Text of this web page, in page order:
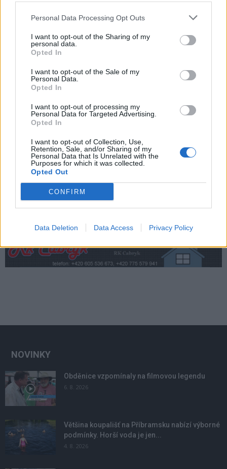
Personal Data Processing Opt Outs
I want to opt-out of the Sharing of my
personal data.
Opted In
I want to opt-out of the Sale of my
Personal Data.
Opted In
I want to opt-out of processing my
Personal Data for Targeted Advertising.
Opted In
I want to opt-out of Collection, Use,
Retention, Sale, and/or Sharing of my
Personal Data that Is Unrelated with the
Purposes for which it was collected.
Opted Out
CONFIRM
Data Deletion Data Access Privacy Policy
Zpravodajství
Většina koupališť na Příbramsku nabízí
Živohošti
Zpravodajství
Přibudou i tři nové poblíž Svaté Hory
Zpravodajství
Středočeský kraj upravil pravidla soutěže.
Obce nově získají body i za předcházení
NOVINKY
Obděnice vzpomínaly na filmovou legendu
6. 8. 2026
Většina koupališť na Příbramsku nabízí výborné
podmínky. Horší voda je jen...
4. 8. 2026